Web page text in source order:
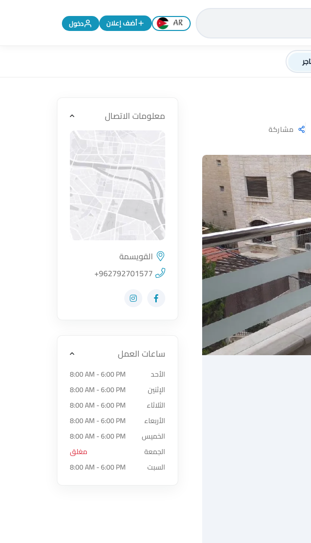
تغيير اللغة إلى الإنجليزية
أضف إعلان دخول
مشاركة
معلومات الاتصال
اضغط لتحميل الموقع
القويسمة
+962792701577
زيارة حساب المتجر على Facebook-f
زيارة حساب المتجر على Instagram
ساعات العمل
الأحد
8:00 AM - 6:00 PM
الإثنين
8:00 AM - 6:00 PM
الثلاثاء
8:00 AM - 6:00 PM
الأربعاء
8:00 AM - 6:00 PM
الخميس
8:00 AM - 6:00 PM
الجمعة
مغلق
السبت
8:00 AM - 6:00 PM